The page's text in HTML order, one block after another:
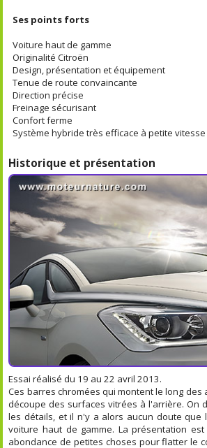
Ses points forts
Voiture haut de gamme
Originalité Citroën
Design, présentation et équipement
Tenue de route convaincante
Direction précise
Freinage sécurisant
Confort ferme
Système hybride très efficace à petite vitesse
Historique et présentation
Essai réalisé du 19 au 22 avril 2013.
Ces barres chromées qui montent le long des
découpe des surfaces vitrées à l'arrière. On
les détails, et il n'y a alors aucun doute que
voiture haut de gamme. La présentation
abondance de petites choses pour flatter le